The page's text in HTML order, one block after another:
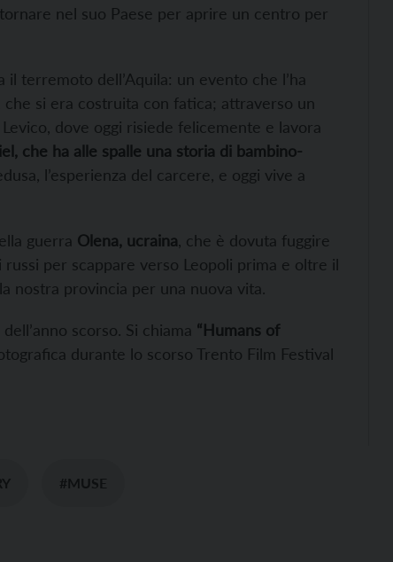
nel suo Paese per aprire un centro per
il terremoto dell’Aquila: un evento che l’ha
che si era costruita con fatica; attraverso un
dove oggi risiede felicemente e lavora
che ha alle spalle una storia di bambino-
l’esperienza del carcere, e oggi vive a
guerra Olena, ucraina , che è dovuta fuggire
per scappare verso Leopoli prima e oltre il
nostra provincia per una nuova vita.
scorso. Si chiama “Humans of
durante lo scorso Trento Film Festival
#MUSE